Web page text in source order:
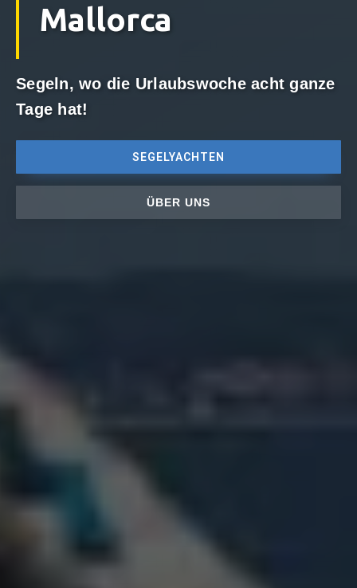
Mallorca
Segeln, wo die Urlaubswoche acht ganze
Tage hat!
SEGELYACHTEN
ÜBER UNS